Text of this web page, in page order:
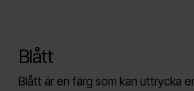
Blått
Blått är en färg som kan uttrycka